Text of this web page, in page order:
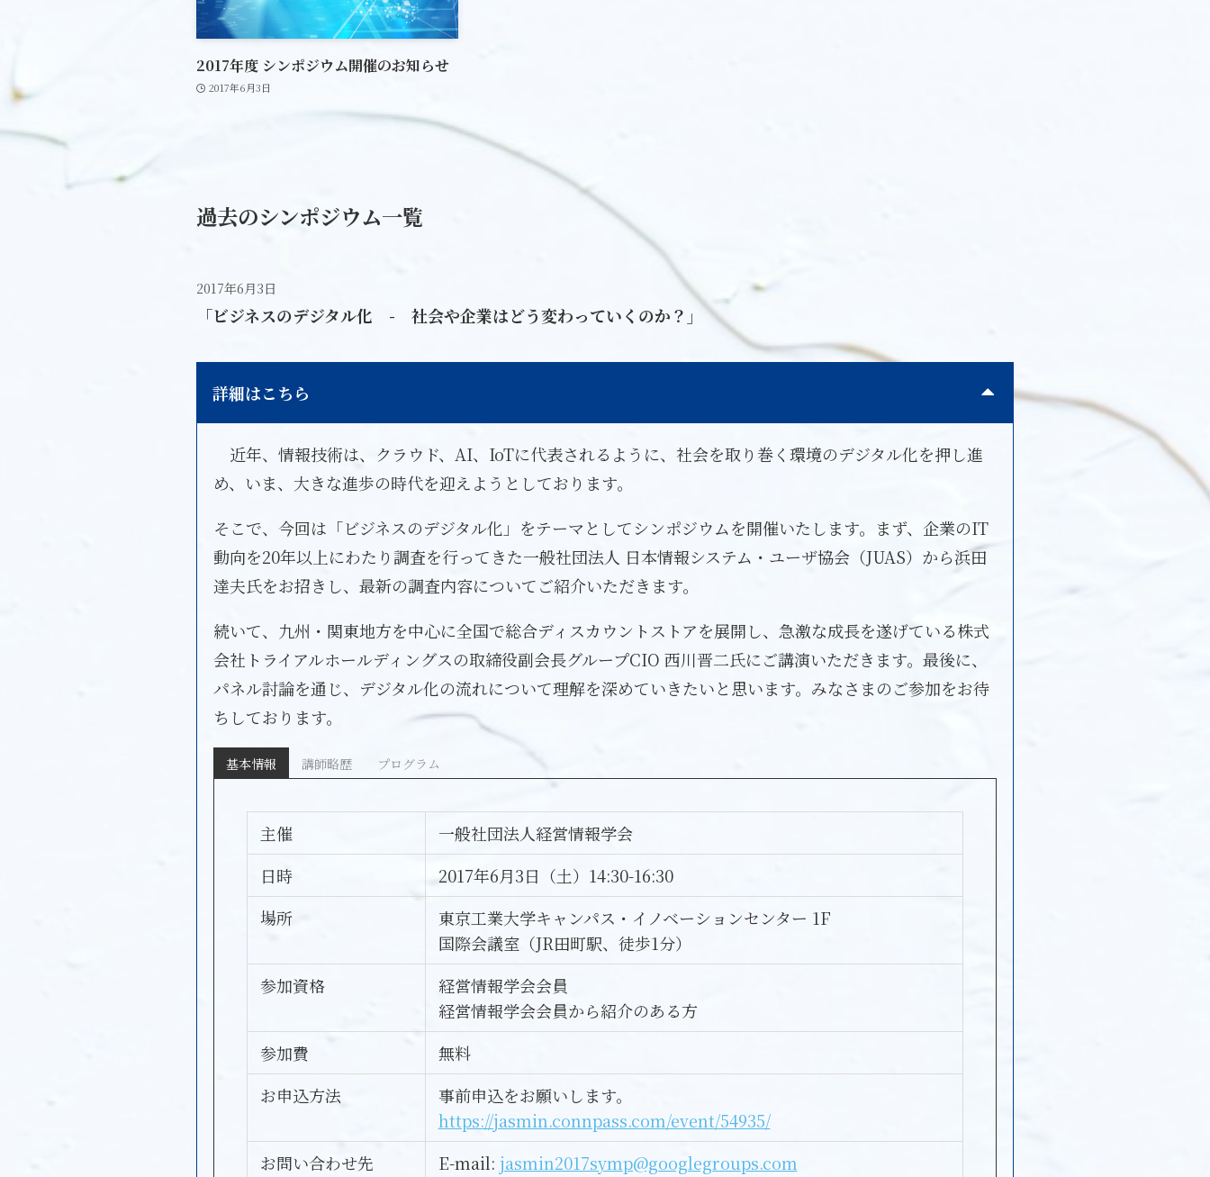
2017年度 シンポジウム開催のお知らせ
2017年6月3日
過去のシンポジウム一覧
2017年6月3日
「ビジネスのデジタル化 - 社会や企業はどう変わっていくのか？」
詳細はこちら
近年、情報技術は、クラウド、AI、IoTに代表されるように、社会を取り巻く環境のデジタル化を押し進
め、いま、大きな進歩の時代を迎えようとしております。
そこで、今回は「ビジネスのデジタル化」をテーマとしてシンポジウムを開催いたします。まず、企業のIT
動向を20年以上にわたり調査を行ってきた一般社団法人 日本情報システム・ユーザ協会（JUAS）から浜田
達夫氏をお招きし、最新の調査内容についてご紹介いただきます。
続いて、九州・関東地方を中心に全国で総合ディスカウントストアを展開し、急激な成長を遂げている株式
会社トライアルホールディングスの取締役副会長グループCIO 西川晋二氏にご講演いただきます。最後に、
パネル討論を通じ、デジタル化の流れについて理解を深めていきたいと思います。みなさまのご参加をお待
ちしております。
基本情報 講師略歴 プログラム
主催
一般社団法人経営情報学会
日時
2017年6月3日（土）14:30-16:30
場所
東京工業大学キャンパス・イノベーションセンター 1F
国際会議室（JR田町駅、徒歩1分）
参加資格
経営情報学会会員
経営情報学会会員から紹介のある方
参加費
無料
お申込方法
事前申込をお願いします。
https://jasmin.connpass.com/event/54935/
お問い合わせ先
E-mail: jasmin2017symp@googlegroups.com